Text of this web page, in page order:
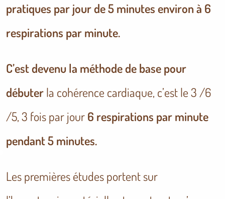
pratiques par jour de 5 minutes environ à 6
respirations par minute.
C’est devenu la méthode de base pour
débuterla cohérence cardiaque, c’est le 3 /6
/5, 3 fois par jour6 respirations par minute
pendant 5 minutes.
Les premières études portent sur